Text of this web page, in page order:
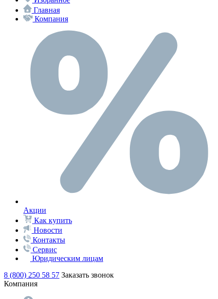
Главная
Компания
Акции
Как купить
Новости
Контакты
Сервис
Юридическим лицам
8 (800) 250 58 57 Заказать звонок
Компания